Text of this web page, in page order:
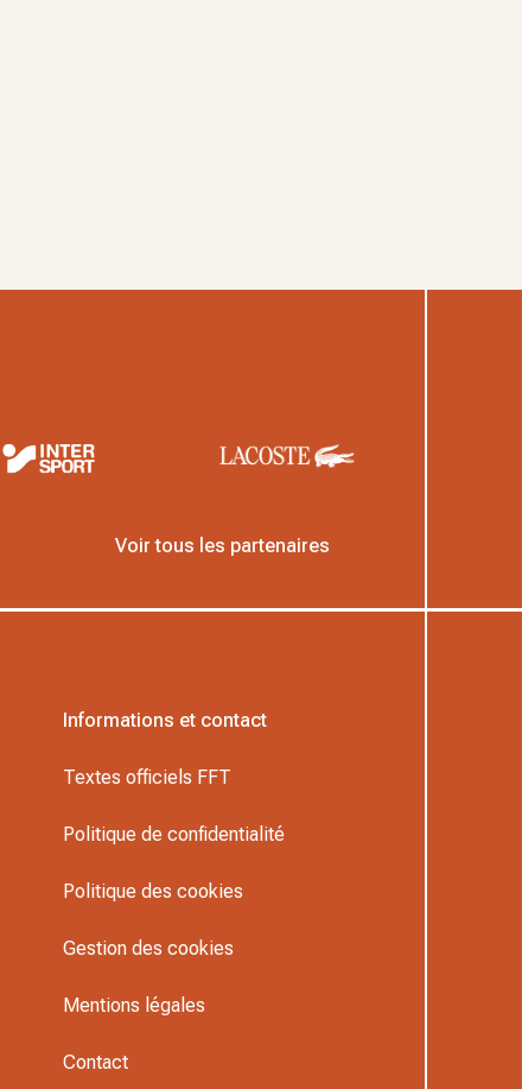
Voir tous les partenaires
Informations et contact
Textes officiels FFT
Politique de confidentialité
Politique des cookies
Gestion des cookies
Mentions légales
Contact